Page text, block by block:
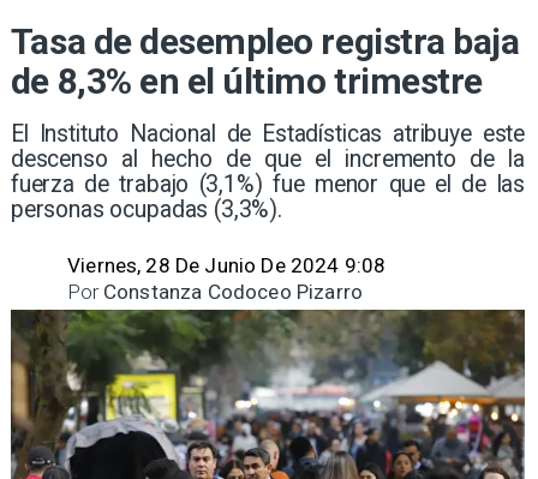
Tasa de desempleo registra baja
de 8,3% en el último trimestre
​El Instituto Nacional de Estadísticas atribuye este
descenso al hecho de que el incremento de la
fuerza de trabajo (3,1%) fue menor que el de las
personas ocupadas (3,3%).
Viernes, 28 De Junio De 2024 9:08
Constanza Codoceo Pizarro
Por